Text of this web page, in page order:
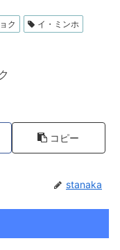
ク
イ・ミンホ
コピー
stanaka